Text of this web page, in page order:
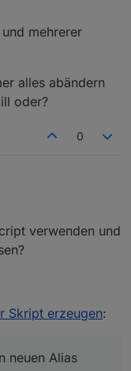
mehrerer
alles abändern
oder?
0
und mehrerer
alles abändern
12:59
verwenden und
Skript erzeugen:
neuen Alias